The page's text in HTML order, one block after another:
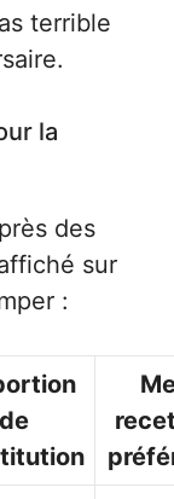
terrible
la
des
sur
:
de